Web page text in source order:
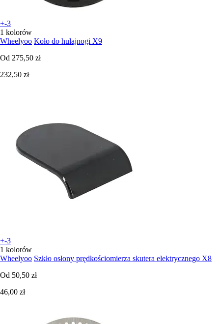
+-3
1 kolorów
Wheelyoo Koło do hulajnogi X9
Od 275,50 zł
232,50 zł
+-3
1 kolorów
Wheelyoo Szkło osłony prędkościomierza skutera elektrycznego X8
Od 50,50 zł
46,00 zł